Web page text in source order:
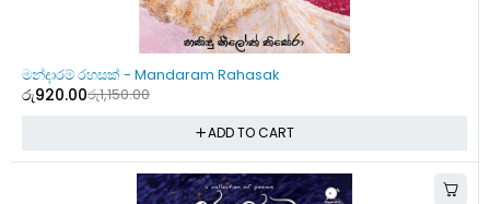
-20%
මන්දාරම් රහසක් - Mandaram Rahasak
රු1,150.00
රු920.00
ADD TO CART